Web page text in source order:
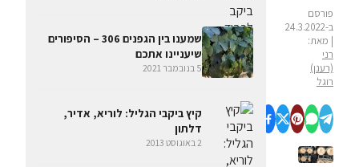
פורסם
ב-24.3.2022
| מאת:
רני
(רענן)
רוגל
שמענו בין הגפנים 306 – הסיפורים
שיעניינו אתכם
5 בנובמבר 2021
קיץ ביקבי הגליל: לוריא, אדיר,
דלתון
2 באוגוסט 2013